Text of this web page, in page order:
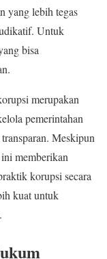
yang lebih tegas
Untuk
bisa
merupakan
pemerintahan
Meskipun
memberikan
korupsi secara
kuat untuk